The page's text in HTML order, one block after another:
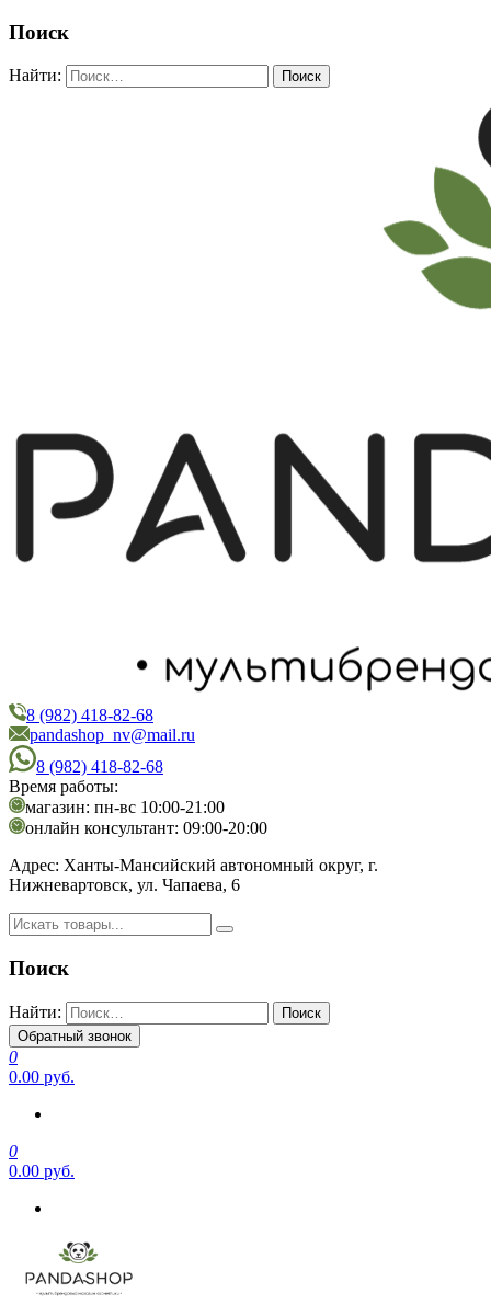
Поиск
Найти:
PandaShop
Интернет-магазин косметики
8 (982) 418-82-68
pandashop_nv@mail.ru
8 (982) 418-82-68
Время работы:
магазин: пн-вс 10:00-21:00
онлайн консультант: 09:00-20:00
Адрес: Ханты-Мансийский автономный округ, г.
Нижневартовск, ул. Чапаева, 6
Поиск
Найти:
Обратный звонок
0
0.00 руб.
0
0.00 руб.